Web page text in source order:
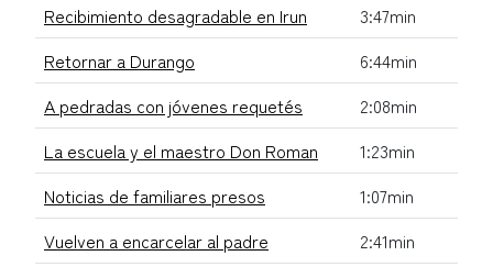
Recibimiento desagradable en Irun
3:47min
Retornar a Durango
6:44min
A pedradas con jóvenes requetés
2:08min
La escuela y el maestro Don Roman
1:23min
Noticias de familiares presos
1:07min
Vuelven a encarcelar al padre
2:41min